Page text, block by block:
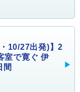
10/27出発)】2
室で寛ぐ 伊
間